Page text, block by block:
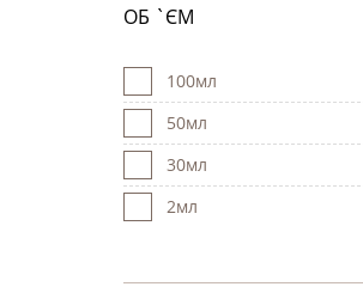
ОБ `ЄМ
100мл
50мл
30мл
2мл